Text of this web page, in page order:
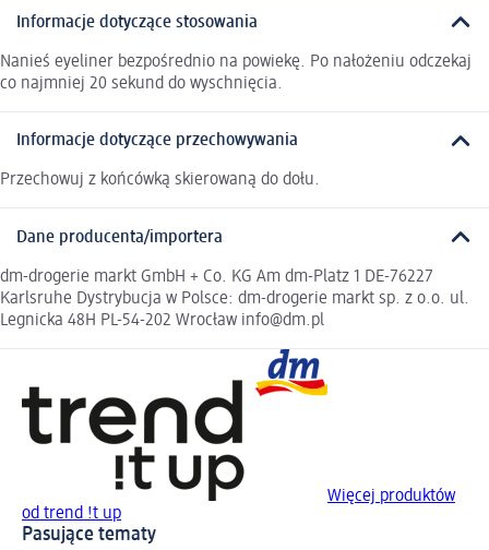
Informacje dotyczące stosowania
Nanieś eyeliner bezpośrednio na powiekę. Po nałożeniu odczekaj
co najmniej 20 sekund do wyschnięcia.
Informacje dotyczące przechowywania
Przechowuj z końcówką skierowaną do dołu.
Dane producenta/importera
dm-drogerie markt GmbH + Co. KG Am dm-Platz 1 DE-76227
Karlsruhe Dystrybucja w Polsce: dm-drogerie markt sp. z o.o. ul.
Legnicka 48H PL-54-202 Wrocław info@dm.pl
Więcej produktów
od trend !t up
Pasujące tematy